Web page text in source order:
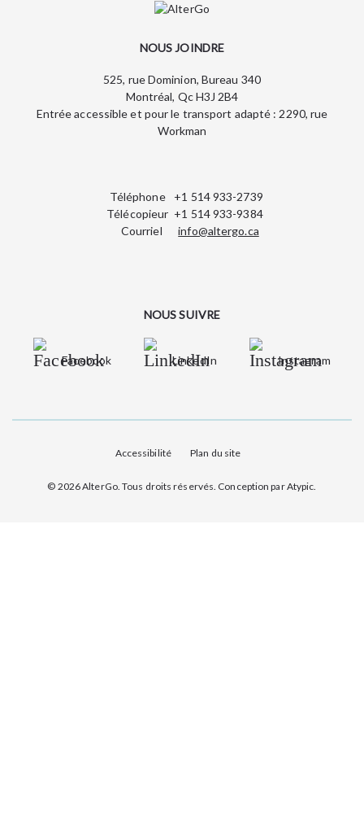
NOUS JOINDRE
525, rue Dominion, Bureau 340
Montréal, Qc H3J 2B4
Entrée accessible et pour le transport adapté : 2290, rue
Workman
Téléphone
+1 514 933-2739
Télécopieur +1 514 933-9384
Courriel
info@altergo.ca
NOUS SUIVRE
Facebook LinkedIn Instagram
Accessibilité Plan du site
© 2026 AlterGo. Tous droits réservés. Conception parAtypic